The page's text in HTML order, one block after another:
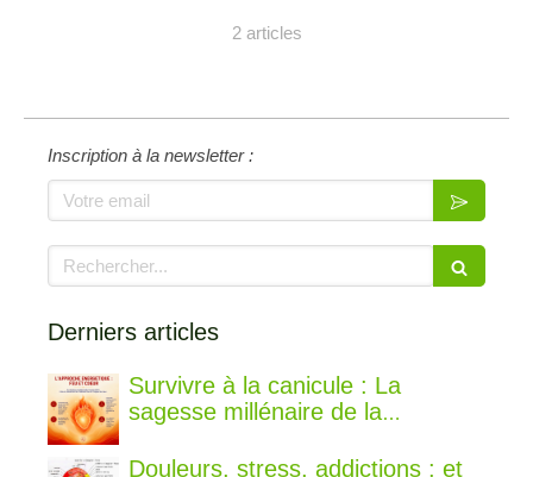
2 articles
Inscription à la newsletter :
Votre email
Rechercher
Derniers articles
Survivre à la canicule : La
sagesse millénaire de la
frais
Douleurs, stress, addictions : et